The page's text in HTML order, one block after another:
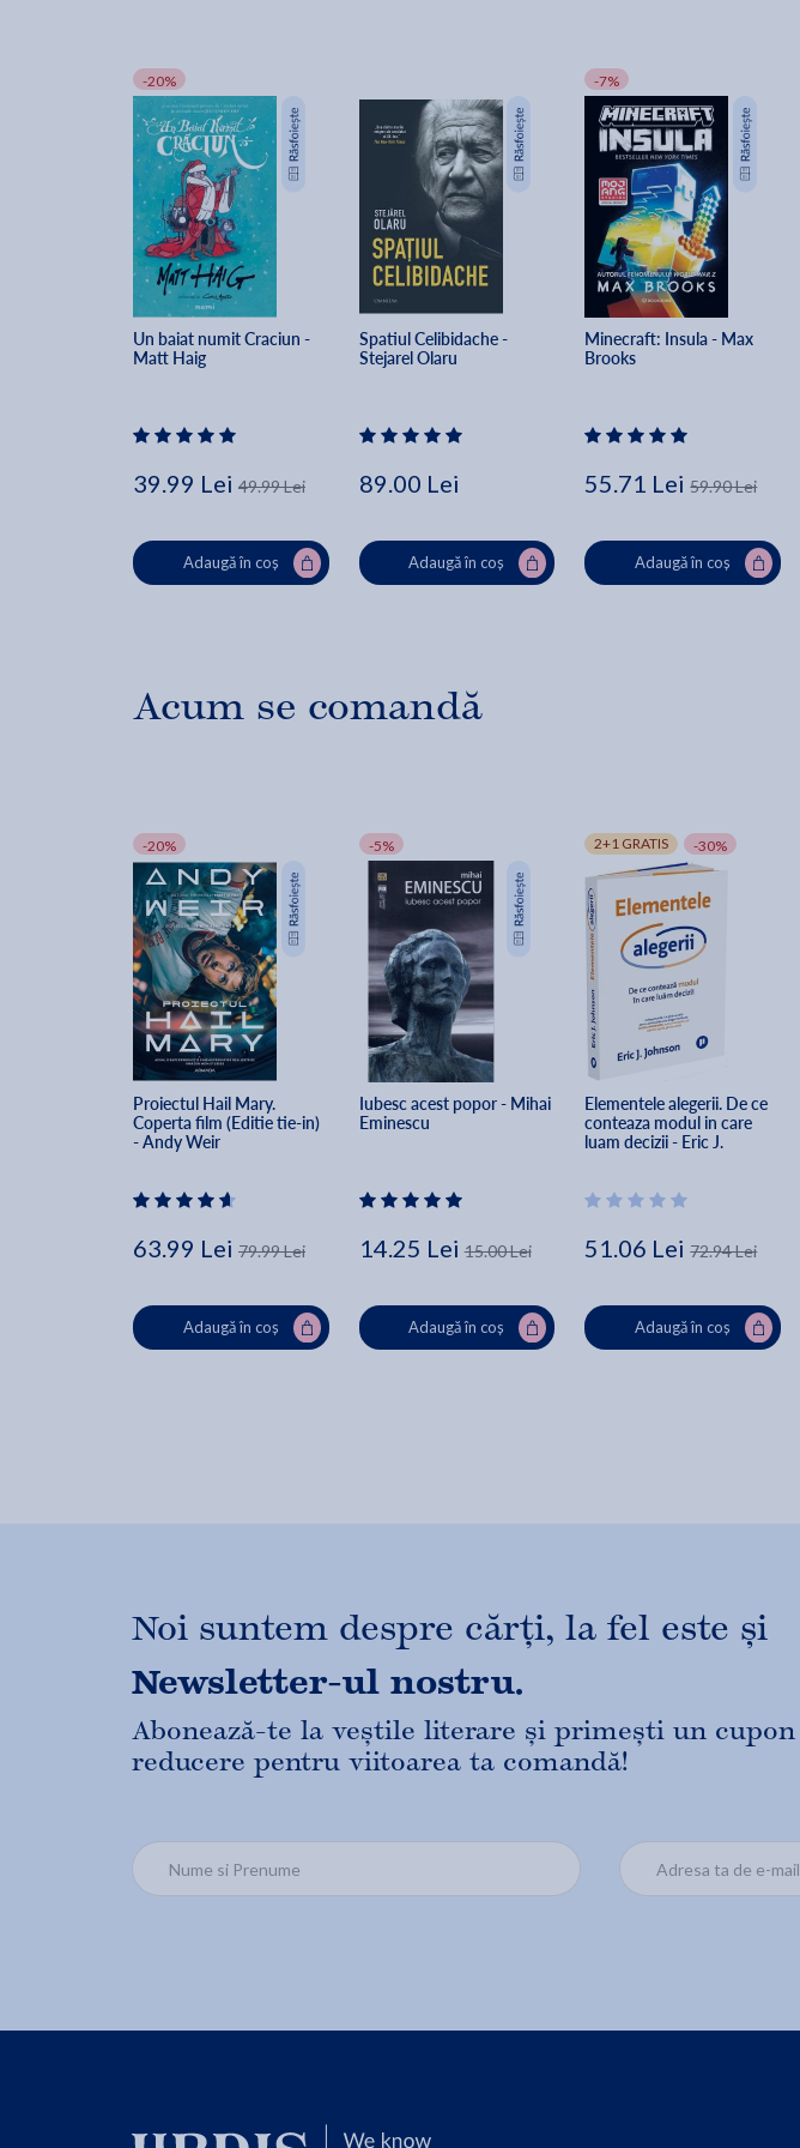
-20%
Un baiat numit Craciun -
Matt Haig
39.99 Lei 49.99 Lei
Adaugă în coș
Spatiul Celibidache -
Stejarel Olaru
89.00 Lei
Adaugă în coș
-7%
Minecraft: Insula - Max
Brooks
55.71 Lei 59.90 Lei
Adaugă în coș
Acum se comandă
-20%
Proiectul Hail Mary.
Coperta film (Editie tie-in)
- Andy Weir
63.99 Lei 79.99 Lei
Adaugă în coș
-5%
Iubesc acest popor - Mihai
Eminescu
14.25 Lei 15.00 Lei
Adaugă în coș
2+1 GRATIS -30%
Elementele alegerii. De ce
conteaza modul in care
luam decizii - Eric J.
51.06 Lei 72.94 Lei
Adaugă în coș
Noi suntem despre cărți, la fel este și
Newsletter-ul nostru.
Abonează-te la veștile literare și primești un cupon
reducere pentru viitoarea ta comandă!